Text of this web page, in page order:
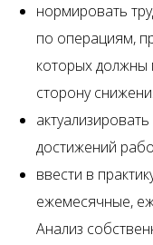
нормировать
по операциям,
которых должны
сторону
достижений
ввести в
ежемесячные,
Анализ